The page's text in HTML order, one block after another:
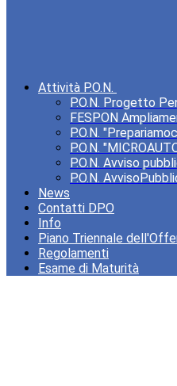
Attività P.O.N.
P.O.N. Progetto
FESPON
P.O.N.
P.O.N.
P.O.N. Avviso
P.O.N.
News
Contatti DPO
Info
Piano Triennale
Regolamenti
Esame di Maturità